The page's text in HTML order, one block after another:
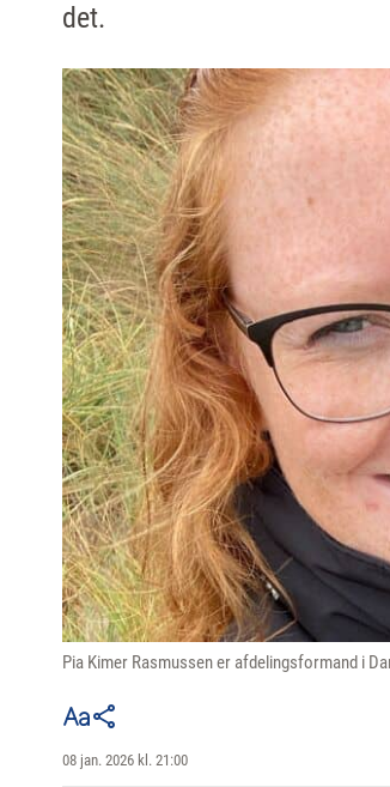
det.
Pia Kimer Rasmussen er afdelingsformand i
08 jan. 2026 kl. 21:00